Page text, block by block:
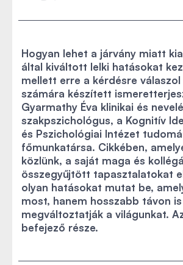
Hogyan lehet a járvány miatt
által kiváltott lelki hatásokat
mellett erre a kérdésre
számára készített
Gyarmathy Éva klinikai és
szakpszichológus, a Kognitív
és Pszichológiai Intézet
főmunkatársa. Cikkében,
közlünk, a saját maga és
összegyűjtött tapasztalatokat
olyan hatásokat mutat be,
most, hanem hosszabb távon
megváltoztatják a világunkat.
befejező része.